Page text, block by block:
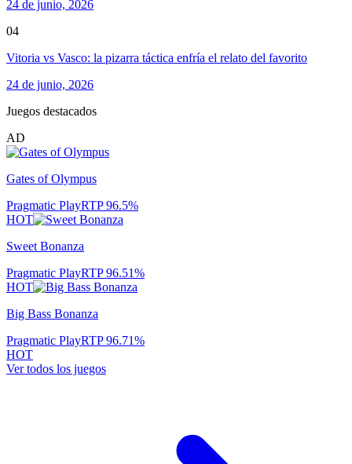
24 de junio, 2026
04
Vitoria vs Vasco: la pizarra táctica enfría el relato del favorito
24 de junio, 2026
Juegos destacados
AD
Gates of Olympus
Pragmatic PlayRTP96.5%
HOT
Sweet Bonanza
Pragmatic PlayRTP96.51%
HOT
Big Bass Bonanza
Pragmatic PlayRTP96.71%
HOT
Ver todos los juegos